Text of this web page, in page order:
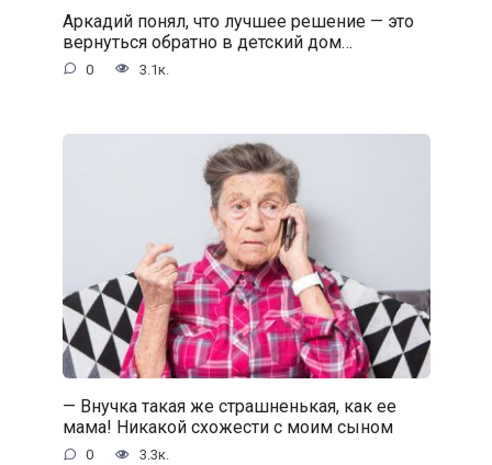
Аркадий понял, что лучшее решение — это
вернуться обратно в детский дом…
0 3.1к.
— Внучка такая же страшненькая, как ее
мама! Никакой схожести с моим сыном
0 3.3к.